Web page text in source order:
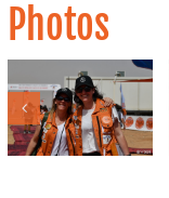
Photos